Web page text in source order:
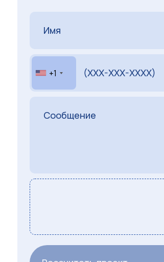
США
+1
+1